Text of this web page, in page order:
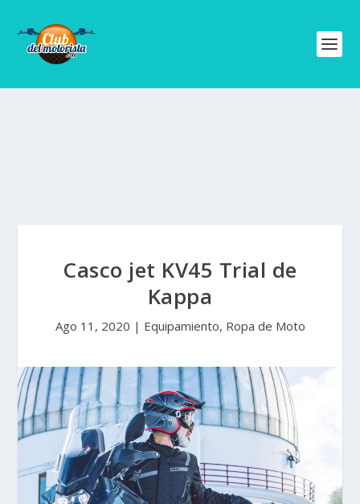
Casco jet KV45 Trial de
Kappa
Ago 11, 2020 | Equipamiento, Ropa de Moto